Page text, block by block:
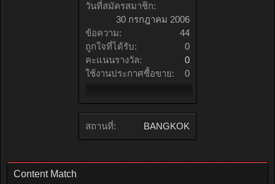
วันที่สมัครสมาชิก:
30 กรกฎาคม 2006
ข้อความ:
44
ถูกใจที่ได้รับ:
0
คะแนนรางวัล:
0
ใช้งานประกาศซื้อขาย:
0
สถานที่: BANGKOK
Content Match